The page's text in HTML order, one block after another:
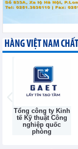
HÀNG VIỆT NAM
Tập đoàn công
nghiệp Than -
Khoáng sản Việt
Nam (TKV)